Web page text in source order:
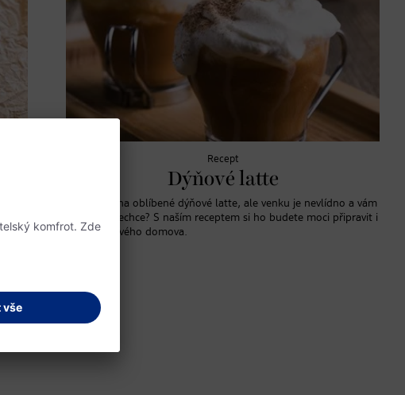
Recept
Dýňové latte
Máte chuť na oblíbené dýňové latte, ale venku je nevlídno a vám
se nikam nechce? S naším receptem si ho budete moci připravit i
v pohodlí svého domova.